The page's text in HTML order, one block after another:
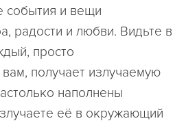
события и вещи
радости и любви. Видьте в
просто
получает излучаемую
наполнены
её в окружающий